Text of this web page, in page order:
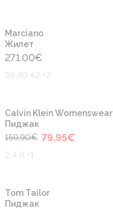
Marciano
Жилет
271.00€
38 40 42 +2
-50%
Calvin Klein Womenswear
Пиджак
159.90€ 79.95€
2 4 6 +1
Tom Tailor
Пиджак